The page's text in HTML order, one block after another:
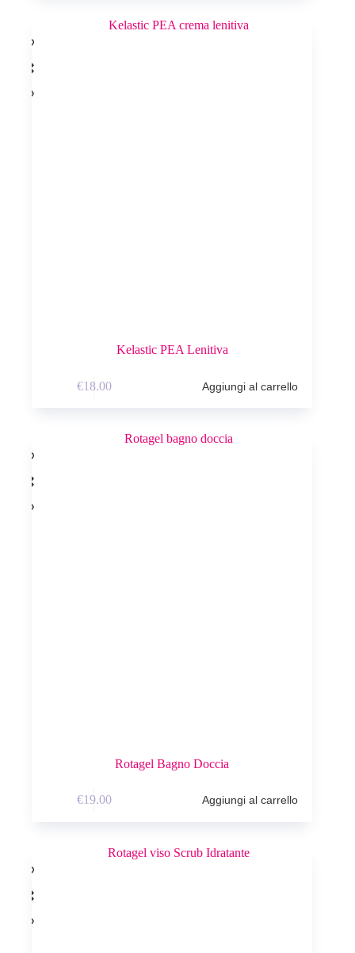
Kelastic PEA Lenitiva
€18.00 Aggiungi al carrello
Rotagel Bagno Doccia
€19.00 Aggiungi al carrello